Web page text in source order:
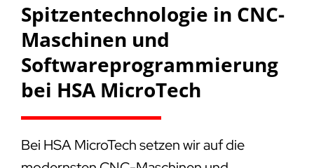
Spitzentechnologie in CNC-
Maschinen und
Softwareprogrammierung
bei HSA MicroTech
Bei HSA MicroTech setzen wir auf die